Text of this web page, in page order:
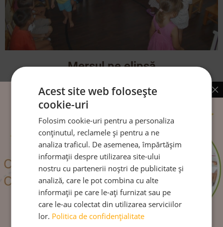
Mersul pe elipsă
CITEȘTE MAI MULT
Urmărește-ne pe:
Acest site web folosește
cookie-uri
Folosim cookie-uri pentru a personaliza
conținutul, reclamele și pentru a ne
analiza traficul. De asemenea, împărtășim
informații despre utilizarea site-ului
nostru cu partenerii noștri de publicitate și
analiză, care le pot combina cu alte
informații pe care le-ați furnizat sau pe
care le-au colectat din utilizarea serviciilor
lor. Politica de confidențialitate